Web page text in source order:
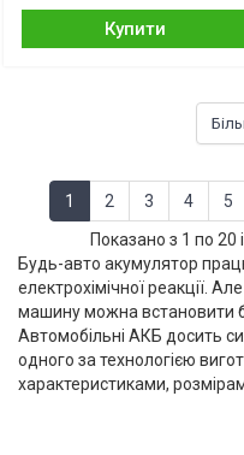
Купити
1 2 3 4 5
Показано з 1 по 20
Будь-авто акумулятор
електрохімічної реакції.
машину можна встановити
Автомобільні АКБ досить
одного за технологією
характеристиками,